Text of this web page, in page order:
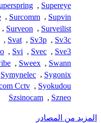
Supereye
,
Supvin
,
Surcomm
,
Surveilist
,
Surveon
,
Sv3c
,
Sv3p
,
Svat
,
Sve3
,
Svec
,
Svi
,
Swann
,
Sweex
,
Sygonix
,
Symynelec
Syokudou
,
Cctv
Szneo
,
Szsinocam
المزيد من المصادر